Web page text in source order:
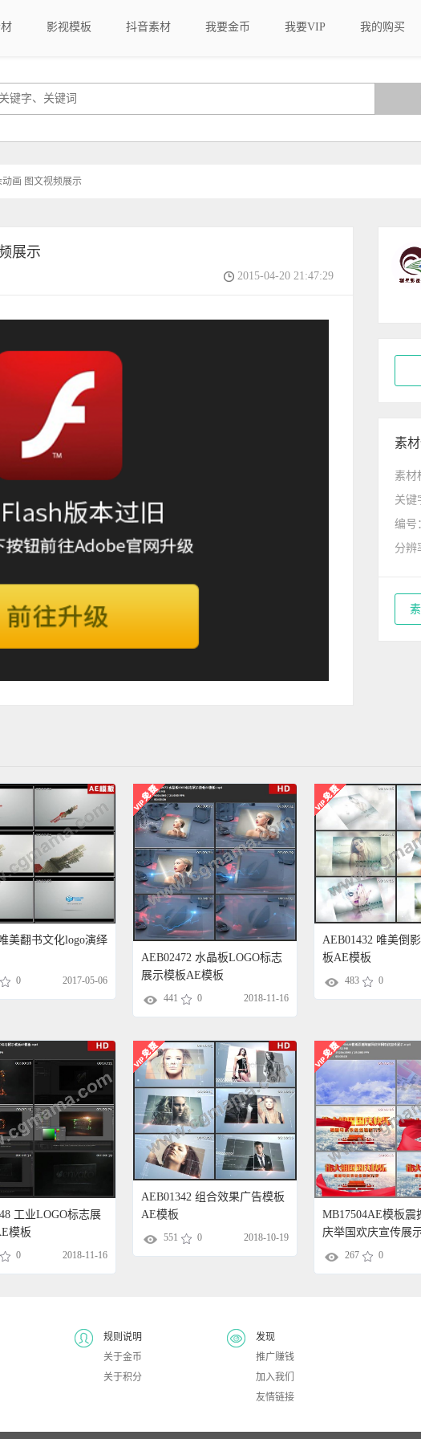
影视模板 抖音素材 我要金币 我要VIP 我的购买
画 图文视频展示
展示
2015-04-20 21:47:29
素
素材
关键
编号
分辨
美翻书文化logo演绎
0 2017-05-06
AEB02472 水晶板LOGO标志
展示模板AE模板
441 0 2018-11-16
AEB01432 唯美倒
板AE模板
483 0
工业LOGO标志展
模板
0 2018-11-16
AEB01342 组合效果广告模板
AE模板
551 0 2018-10-19
MB17504AE模板震
庆举国欢庆宣传展
267 0
规则说明
关于金币
关于积分
发现
推广赚钱
加入我们
友情链接